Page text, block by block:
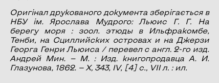
Оригінал друкованого документа зберігається в
НБУ ім. Ярослава Мудрого: Льюис Г. Г. На
берегу моря : зоол. этюды в Ильфракомбе,
Тенби, на Сциллийских островах и на Джерзи
Георга Генри Льюиса / перевел с англ. 2-го изд.
Андрей Мин. — М. : Изд. книгопродавца А. И.
Глазунова, 1862. — X, 343, IV, [4] с., VII л. : ил.